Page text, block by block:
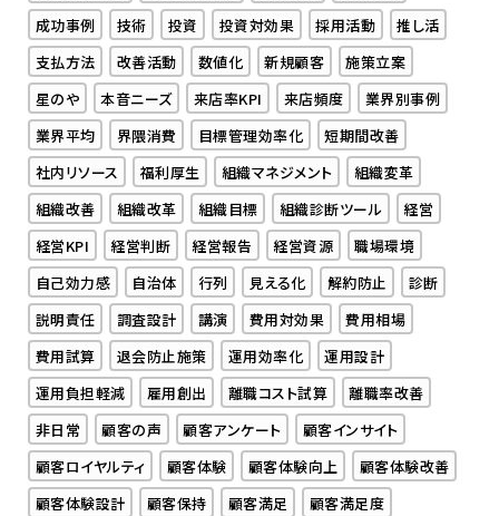
成功事例
技術 投資 投資対効果 採用活動
推し活
支払方法
改善活動 数値化 新規顧客
施策立案
星のや
本音ニーズ 来店率KPI 来店頻度
業界別事例
業界平均
界隈消費 目標管理効率化
短期間改善
社内リソース
福利厚生 組織マネジメント
組織変革
組織改善
組織改革 組織目標 組織診断ツール
経営
経営KPI
経営判断 経営報告 経営資源
職場環境
自己効力感
自治体 行列 見える化 解約防止
診断
説明責任
調査設計 講演 費用対効果
費用相場
費用試算
退会防止施策 運用効率化
運用設計
運用負担軽減
雇用創出 離職コスト試算
離職率改善
非日常
顧客の声 顧客アンケート
顧客インサイト
顧客ロイヤルティ
顧客体験 顧客体験向上
顧客体験改善
顧客体験設計
顧客保持 顧客満足
顧客満足度